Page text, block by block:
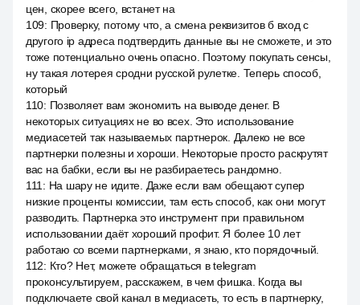
цен, скорее всего, встанет на
109: Проверку, потому что, а смена реквизитов б вход с
другого ip адреса подтвердить данные вы не сможете, и это
тоже потенциально очень опасно. Поэтому покупать сенсы,
ну такая лотерея сродни русской рулетке. Теперь способ,
который
110: Позволяет вам экономить на выводе денег. В
некоторых ситуациях не во всех. Это использование
медиасетей так называемых партнерок. Далеко не все
партнерки полезны и хороши. Некоторые просто раскрутят
вас на бабки, если вы не разбираетесь рандомно.
111 : На шару не идите. Даже если вам обещают супер
низкие проценты комиссии, там есть способ, как они могут
разводить. Партнерка это инструмент при правильном
использовании даёт хороший профит. Я более 10 лет
работаю со всеми партнерками, я знаю, кто порядочный.
112: Кто? Нет, можете обращаться в telegram
проконсультируем, расскажем, в чем фишка. Когда вы
подключаете свой канал в медиасеть, то есть в партнерку,